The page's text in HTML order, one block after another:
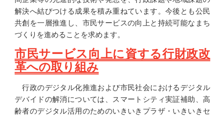
解決へ結びつける成果を積み重ねています。今後とも公民
共創を一層推進し、市民サービスの向上と持続可能なまち
づくりを進めることを求めます。
市民サービス向上に資する行財政改
革への取り組み
行政のデジタル化推進および市民社会におけるデジタル
デバイドの解消については、スマートシティ実証補助、高
齢者のデジタル活用のためのいきいきプラザ・いきいきセ